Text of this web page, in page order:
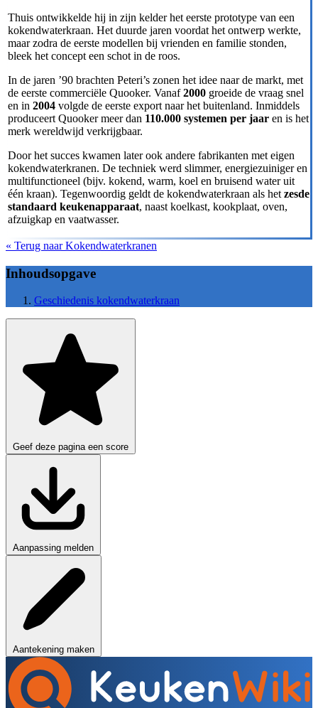
Thuis ontwikkelde hij in zijn kelder het eerste prototype van een
kokendwaterkraan. Het duurde jaren voordat het ontwerp werkte,
maar zodra de eerste modellen bij vrienden en familie stonden,
bleek het concept een schot in de roos.
In de jaren ’90 brachten Peteri’s zonen het idee naar de markt, met
de eerste commerciële Quooker. Vanaf2000 groeide de vraag snel
en in 2004 volgde de eerste export naar het buitenland. Inmiddels
produceert Quooker meer dan 110.000 systemen per jaar en is het
merk wereldwijd verkrijgbaar.
Door het succes kwamen later ook andere fabrikanten met eigen
kokendwaterkranen. De techniek werd slimmer, energiezuiniger en
multifunctioneel (bijv. kokend, warm, koel en bruisend water uit
één kraan). Tegenwoordig geldt de kokendwaterkraan als het zesde
standaard keukenapparaat, naast koelkast, kookplaat, oven,
afzuigkap en vaatwasser.
« Terug naar Kokendwaterkranen
Inhoudsopgave
Geschiedenis kokendwaterkraan
Geef deze pagina een score
Aanpassing melden
Aantekening maken